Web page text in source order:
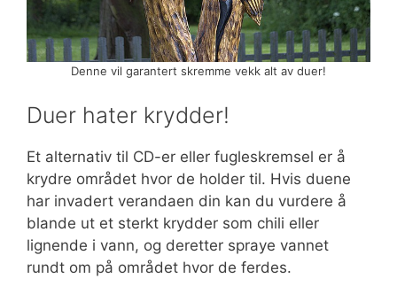
Denne vil garantert skremme vekk alt av duer!
Duer hater krydder!
Et alternativ til CD-er eller fugleskremsel er å
krydre området hvor de holder til. Hvis duene
har invadert verandaen din kan du vurdere å
blande ut et sterkt krydder som chili eller
lignende i vann, og deretter spraye vannet
rundt om på området hvor de ferdes.